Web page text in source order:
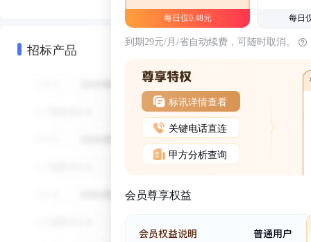
招标产品
每日仅0.48元 每日
到期29元/月/省自动续费，可随时取消。
标讯详情查看
关键电话直连
甲方分析查询
会员尊享权益